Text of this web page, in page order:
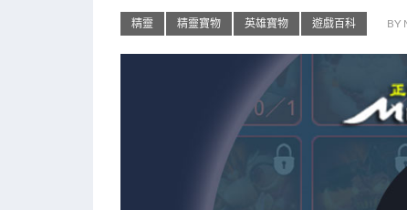
精靈 精靈寶物 英雄寶物 遊戲百科 BY